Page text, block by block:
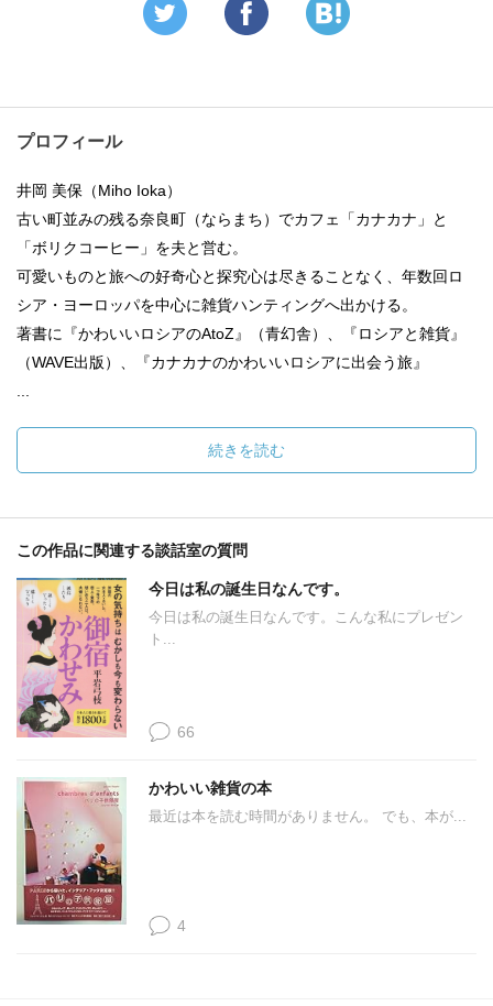
プロフィール
井岡 美保（Miho Ioka）
古い町並みの残る奈良町（ならまち）でカフェ「カナカナ」と
「ボリクコーヒー」を夫と営む。
可愛いものと旅への好奇心と探究心は尽きることなく、年数回ロ
シア・ヨーロッパを中心に雑貨ハンティングへ出かける。
著書に『かわいいロシアのAtoZ』（青幻舎）、『ロシアと雑貨』
（WAVE出版）、『カナカナのかわいいロシアに出会う旅』
続きを読む
この作品に関連する談話室の質問
今日は私の誕生日なんです。
今日は私の誕生日なんです。こんな私にプレゼン
ト...
66
かわいい雑貨の本
最近は本を読む時間がありません。 でも、本が...
4